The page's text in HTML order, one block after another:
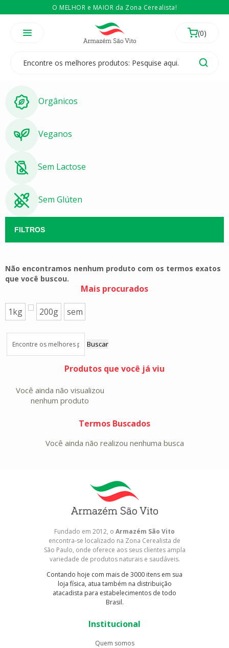
O MELHOR e MAIOR da Zona Cerealista!
Temos 3 lojas físicas na Zona Cerealista de São Paulo!
É revendedor? EntãoCompre no atacado
Orgânicos
Veganos
Sem Lactose
Sem Glúten
Não encontramos nenhum produto com os termos exatos
que você buscou.
Mais procurados
1kg 200g sem
Buscar
Produtos que você já viu
Você ainda não visualizou
nenhum produto
Termos Buscados
Você ainda não realizou nenhuma busca
Fundado em 2012, o Armazém São Vito
encontra-se localizado na Zona Cerealista de
São Paulo, onde oferece aos seus clientes ampla
variedade de produtos naturais e saudáveis.
Contando hoje com mais de 3000 itens em sua
loja física, atua também na distribuição
atacadista para estabelecimentos de todo
Brasil.
Institucional
Quem somos